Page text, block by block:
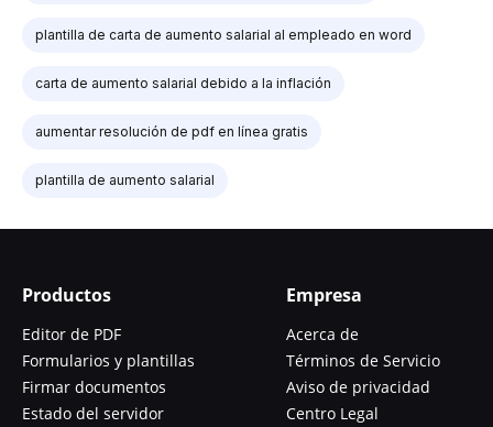
plantilla de carta de aumento salarial al empleado en word
carta de aumento salarial debido a la inflación
aumentar resolución de pdf en línea gratis
plantilla de aumento salarial
Productos
Editor de PDF
Formularios y plantillas
Firmar documentos
Estado del servidor
Empresa
Acerca de
Términos de Servicio
Aviso de privacidad
Centro Legal